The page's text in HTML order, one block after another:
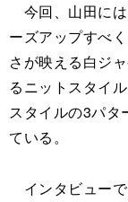
今回、山田に
ーズアップすべ
さが映える白ジ
るニットスタイ
スタイルの3パタ
ている。
インタビューで